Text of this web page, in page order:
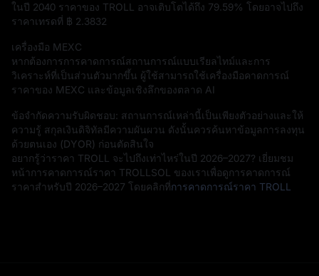
ในปี 2040 ราคาของ TROLL อาจเติบโตได้ถึง 79.59% โดยอาจไปถึง
ราคาเทรดที่ ฿ 2.3832
เครื่องมือ MEXC
หากต้องการการคาดการณ์สถานการณ์แบบเรียลไทม์และการ
วิเคราะห์ที่เป็นส่วนตัวมากขึ้น ผู้ใช้สามารถใช้เครื่องมือคาดการณ์
ราคาของ MEXC และข้อมูลเชิงลึกของตลาด AI
ข้อจำกัดความรับผิดชอบ: สถานการณ์เหล่านี้เป็นเพียงตัวอย่างและให้
ความรู้ สกุลเงินดิจิทัลมีความผันผวน ดังนั้นควรค้นหาข้อมูลการลงทุน
ด้วยตนเอง (DYOR) ก่อนตัดสินใจ
อยากรู้ว่าราคา TROLL จะไปถึงเท่าไหร่ในปี 2026–2027? เยี่ยมชม
หน้าการคาดการณ์ราคา TROLLSOL ของเราเพื่อดูการคาดการณ์
ราคาสำหรับปี 2026–2027 โดยคลิกที่การคาดการณ์ราคา TROLL